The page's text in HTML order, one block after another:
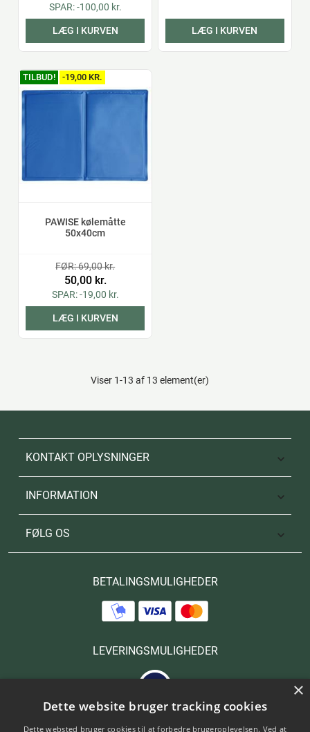
SPAR: -100,00 kr.
LÆG I KURVEN LÆG I KURVEN
PAWISE kølemåtte
50x40cm
FØR: 69,00 kr.
50,00 kr.
SPAR: -19,00 kr.
LÆG I KURVEN
TILBUD! -19,00 KR.
Viser 1-13 af 13 element(er)
KONTAKT OPLYSNINGER 
INFORMATION 
FØLG OS 
BETALINGSMULIGHEDER
LEVERINGSMULIGHEDER
Dette website bruger tracking cookies
Dette websted bruger cookies til at forbedre brugeroplevelsen. Ved at
×